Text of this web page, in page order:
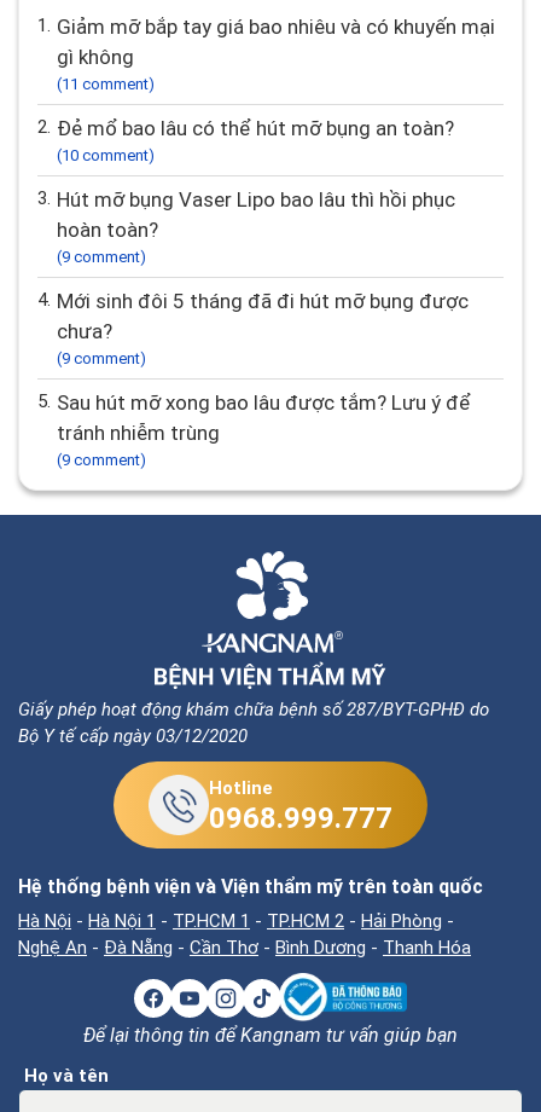
1. giảm mỡ bắp tay giá bao nhiêu và có khuyến mại
gì không
(11 comment)
2. Đẻ mổ bao lâu có thể hút mỡ bụng an toàn?
(10 comment)
3. Hút mỡ bụng Vaser Lipo bao lâu thì hồi phục
hoàn toàn?
(9 comment)
4. Mới sinh đôi 5 tháng đã đi hút mỡ bụng được
chưa?
(9 comment)
5. Sau hút mỡ xong bao lâu được tắm? Lưu ý để
tránh nhiễm trùng
(9 comment)
Giấy phép hoạt động khám chữa bệnh số 287/BYT-GPHĐ do
Bộ Y tế cấp ngày 03/12/2020
Hotline
0968.999.777
Hệ thống bệnh viện và Viện thẩm mỹ trên toàn quốc
Hà Nội - Hà Nội 1 - TP.HCM 1 - TP.HCM 2 - Hải Phòng -
Nghệ An - Đà Nẵng - Cần Thơ - Bình Dương - Thanh Hóa
Để lại thông tin để Kangnam tư vấn giúp bạn
Họ và tên